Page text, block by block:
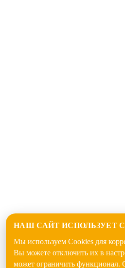
НАШ САЙТ ИСПОЛЬЗУЕТ
Мы используем Cookies для
Вы можете отключить их в
может ограничить функционал.